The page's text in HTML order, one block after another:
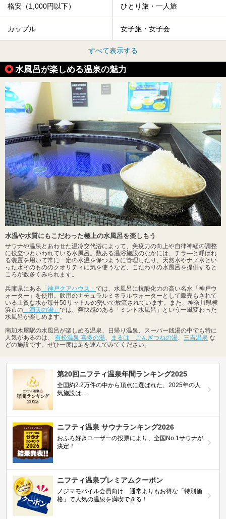
格安（1,000円以下） ひとり旅・一人旅
カップル 女子旅・女子会
すべて表示する
水風呂が楽しめる温泉の魅力
水温や水質にもこだわった極上の水風呂を楽しもう
サウナや温泉とあわせた温冷交代浴によって、免疫力の向上や自律神経の調整
に役立つといわれている水風呂。数ある温浴施設のなかには、チラ―と呼ばれ
る装置を用いて常に一定の水温を保つように管理したり、天然水やナノ水とい
った水そのもののクオリティに気を使うなど、こだわりの水風呂を提供すると
ころが数多くみられます。
兵庫県にある 「神戸クアハウス」 では、水風呂に抗酸化力の高い名水「神戸ウ
ォーター」を使用。飲用のナチュラルミネラルウォーターとして販売もされて
いる上質な水が毎分50リットルの勢いで放流されています。また、神奈川県横
浜市の 「満天の湯」 では、爽快感のある「ミント水風呂」という一風変わった
水風呂が楽しめます。
南加木屋駅の水風呂が楽しめる温泉、日帰り温泉、スーパー銭湯の中でも特に
人気があるのは、 有松温泉 喜多の湯 まるは ごんぎつねの湯 三吉温泉 な
どの施設です。ぜひ一度は足を運んでみてください。
第20回ニフティ温泉年間ランキング2025
全国約2.2万件の中から頂点に選ばれた、2025年の人
気施設は…
ニフティ温泉 サウナランキング2026
おふろ好きユーザーの投票により、全国No.1サウナが
決定！
ニフティ温泉プレミアムクーポン
ノジマモバイル会員向け 通常よりもお得な「特別価
格」で人気の温泉を満喫できる！